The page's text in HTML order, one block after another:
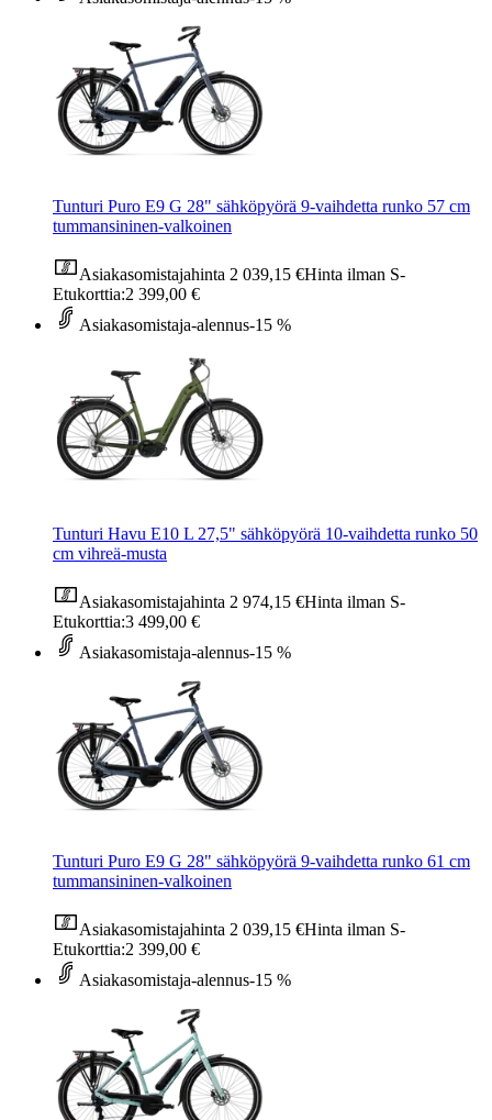
Tunturi Puro E9 G 28" sähköpyörä 9-vaihdetta runko 57 cm
tummansininen-valkoinen
Asiakasomistajahinta 2 039,15 €Hinta ilman S-
Etukorttia:2 399,00 €
Asiakasomistaja-alennus-15 %
Tunturi Havu E10 L 27,5" sähköpyörä 10-vaihdetta runko 50
cm vihreä-musta
Asiakasomistajahinta 2 974,15 €Hinta ilman S-
Etukorttia:3 499,00 €
Asiakasomistaja-alennus-15 %
Tunturi Puro E9 G 28" sähköpyörä 9-vaihdetta runko 61 cm
tummansininen-valkoinen
Asiakasomistajahinta 2 039,15 €Hinta ilman S-
Etukorttia:2 399,00 €
Asiakasomistaja-alennus-15 %